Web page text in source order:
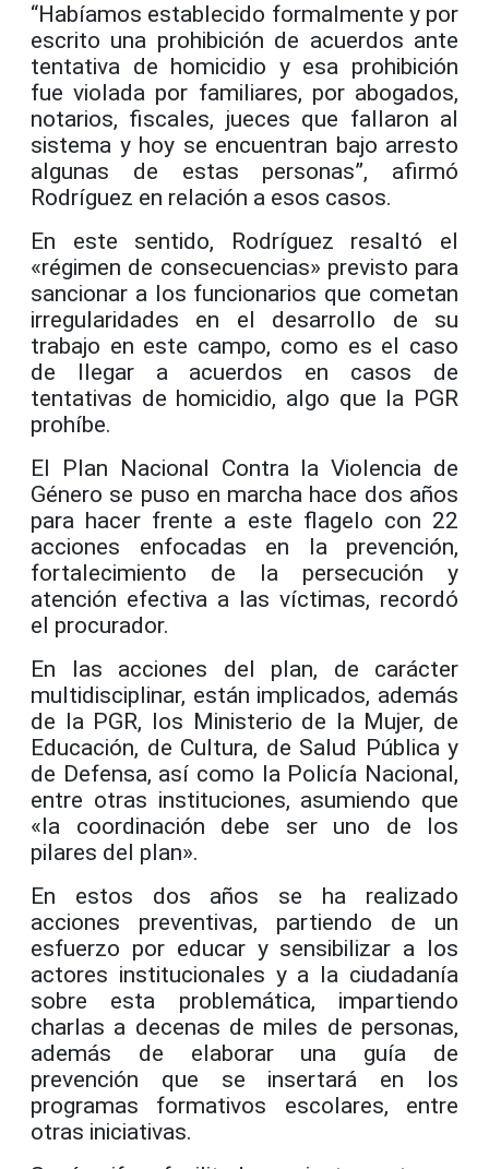
“Habíamos establecido formalmente y por
escrito una prohibición de acuerdos ante
tentativa de homicidio y esa prohibición
fue violada por familiares, por abogados,
notarios, fiscales, jueces que fallaron al
sistema y hoy se encuentran bajo arresto
algunas de estas personas”, afirmó
Rodríguez en relación a esos casos.
En este sentido, Rodríguez resaltó el
«régimen de consecuencias» previsto para
sancionar a los funcionarios que cometan
irregularidades en el desarrollo de su
trabajo en este campo, como es el caso
de llegar a acuerdos en casos de
tentativas de homicidio, algo que la PGR
prohíbe.
El Plan Nacional Contra la Violencia de
Género se puso en marcha hace dos años
para hacer frente a este flagelo con 22
acciones enfocadas en la prevención,
fortalecimiento de la persecución y
atención efectiva a las víctimas, recordó
el procurador.
En las acciones del plan, de carácter
multidisciplinar, están implicados, además
de la PGR, los Ministerio de la Mujer, de
Educación, de Cultura, de Salud Pública y
de Defensa, así como la Policía Nacional,
entre otras instituciones, asumiendo que
«la coordinación debe ser uno de los
pilares del plan».
En estos dos años se ha realizado
acciones preventivas, partiendo de un
esfuerzo por educar y sensibilizar a los
actores institucionales y a la ciudadanía
sobre esta problemática, impartiendo
charlas a decenas de miles de personas,
además de elaborar una guía de
prevención que se insertará en los
programas formativos escolares, entre
otras iniciativas.